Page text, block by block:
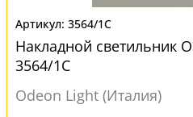
3564/1C
Накладной светильник
3564/1C
Odeon Light (Италия)